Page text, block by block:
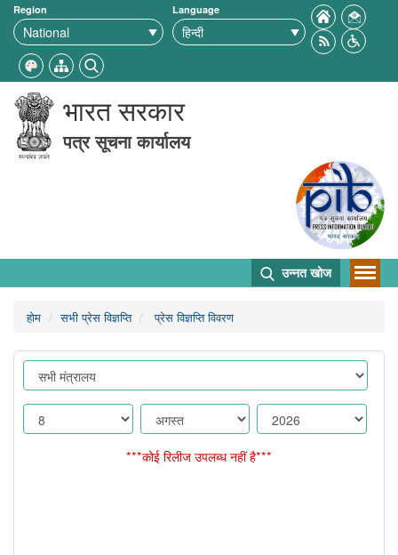
Region Language
भारत सरकार
पत्र सूचना कार्यालय
उन्नत खोज
होम सभी प्रेस विज्ञप्ति प्रेस विज्ञप्ति विवरण
***कोई रिलीज उपलब्ध नहीं है***